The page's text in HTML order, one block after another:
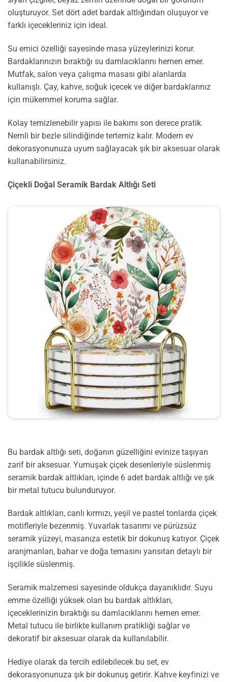
oluşturuyor. Set dört adet bardak altlığından oluşuyor ve
farklı içecekleriniz için ideal.
Su emici özelliği sayesinde masa yüzeylerinizi korur.
Bardaklarınızın bıraktığı su damlacıklarını hemen emer.
Mutfak, salon veya çalışma masası gibi alanlarda
kullanışlı. Çay, kahve, soğuk içecek ve diğer bardaklarınız
için mükemmel koruma sağlar.
Kolay temizlenebilir yapısı ile bakımı son derece pratik.
Nemli bir bezle silindiğinde tertemiz kalır. Modern ev
dekorasyonunuza uyum sağlayacak şık bir aksesuar olarak
kullanabilirsiniz.
Çiçekli Doğal Seramik Bardak Altlığı Seti
Bu bardak altlığı seti, doğanın güzelliğini evinize taşıyan
zarif bir aksesuar. Yumuşak çiçek desenleriyle süslenmiş
seramik bardak altlıkları, içinde 6 adet bardak altlığı ve şık
bir metal tutucu bulunduruyor.
Bardak altlıkları, canlı kırmızı, yeşil ve pastel tonlarda çiçek
motifleriyle bezenmiş. Yuvarlak tasarımı ve pürüzsüz
seramik yüzeyi, masanıza estetik bir dokunuş katıyor. Çiçek
aranjmanları, bahar ve doğa temasını yansıtan detaylı bir
işçilikle süslenmiş.
Seramik malzemesi sayesinde oldukça dayanıklıdır. Suyu
emme özelliği yüksek olan bu bardak altlıkları,
içeceklerinizin bıraktığı su damlacıklarını hemen emer.
Metal tutucu ile birlikte kullanım pratikliği sağlar ve
dekoratif bir aksesuar olarak da kullanılabilir.
Hediye olarak da tercih edilebilecek bu set, ev
dekorasyonunuza şık bir dokunuş getirir. Kahve keyfinizi ve